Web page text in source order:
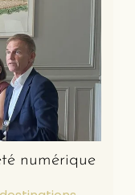
numérique